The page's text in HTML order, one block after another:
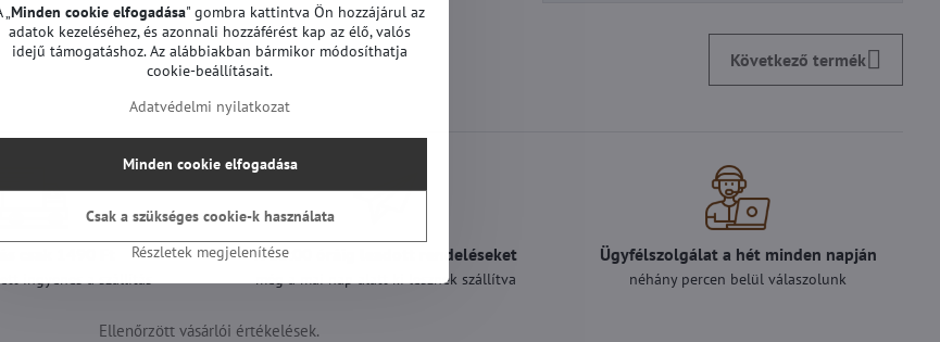
Következő termék
csak 1490 Ft
ingyenes a szállítás
A 12:00 óráig leadott rendeléseket
még a mai nap alatt ki lesznek szállítva
Ügyfélszolgálat a hét minden napján
néhány percen belül válaszolunk
Ellenőrzött vásárlói értékelések.
Minden cookie elfogadása" gombra kattintva Ön hozzájárul az
adatok kezeléséhez, és azonnali hozzáférést kap az élő, valós
idejű támogatáshoz. Az alábbiakban bármikor módosíthatja
cookie-beállításait.
Adatvédelmi nyilatkozat
Részletek megjelenítése
Minden cookie elfogadása
Csak a szükséges cookie-k használata